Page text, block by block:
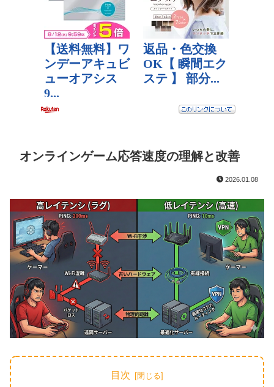
オンラインゲーム応答速度の理解と改善
2026.01.08
目次